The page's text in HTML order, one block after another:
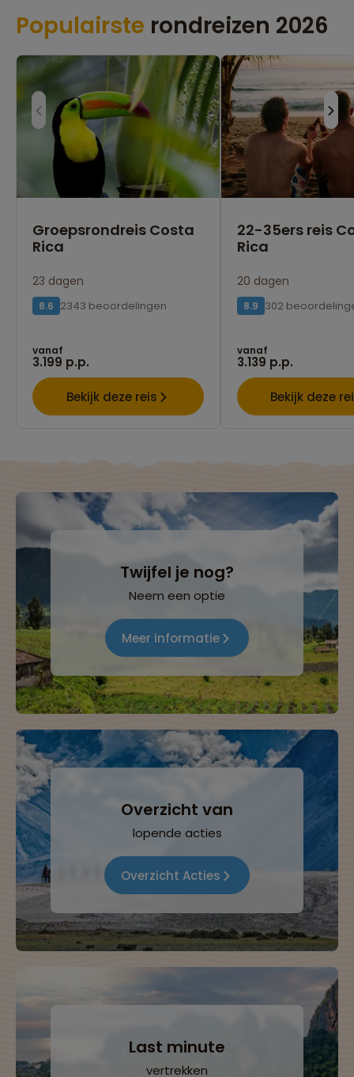
Populairste rondreizen 2026
Groepsrondreis Costa
Rica
23 dagen
8.6 2343 beoordelingen
vanaf
3.199 p.p.
Bekijk deze reis
22-35ers reis
Rica
20 dagen
8.9 302
vanaf
3.139 p.p.
Bekijk deze
Twijfel je nog?
Neem een optie
Meer informatie
Overzicht van
lopende acties
Overzicht Acties
Last minute
vertrekken